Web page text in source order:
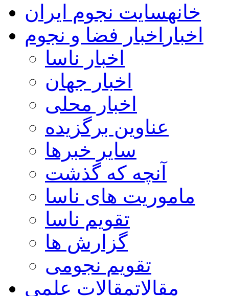
خانهسایت نجوم ایران
اخبار اخبار فضا و نجوم
اخبار ناسا
اخبار جهان
اخبار محلی
عناوین برگزیده
سایر خبرها
آنچه که گذشت
ماموریت های ناسا
تقویم ناسا
گزارش ها
تقویم نجومی
مقالاتمقالات علمی